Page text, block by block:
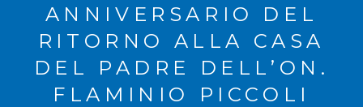
ANNIVERSARIO DEL
RITORNO ALLA CASA
DEL PADRE DELL’ON.
FLAMINIO PICCOLI